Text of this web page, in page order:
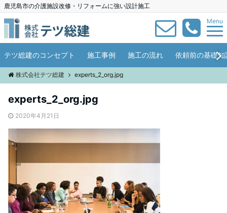
鹿児島市の介護施設改修・リフォームに強い設計施工
Menu
テツ総建のコンセプト 施工事例 施工の流れ 依頼前の基礎知
株式会社テツ総建 experts_2_org.jpg
experts_2_org.jpg
2020年4月21日